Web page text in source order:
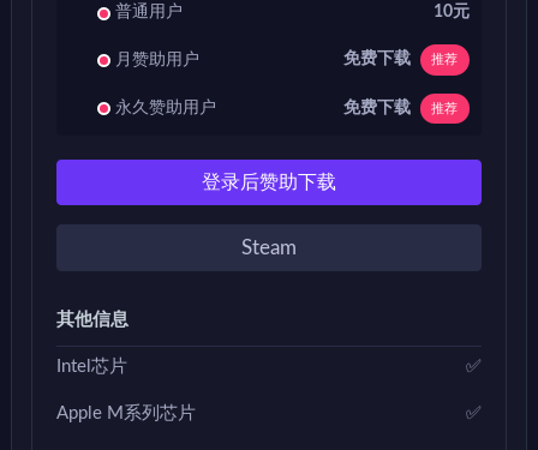
普通用户 10元
月赞助用户 免费下载 推荐
永久赞助用户 免费下载 推荐
登录后赞助下载
Steam
其他信息
Intel芯片 ✅
Apple M系列芯片 ✅